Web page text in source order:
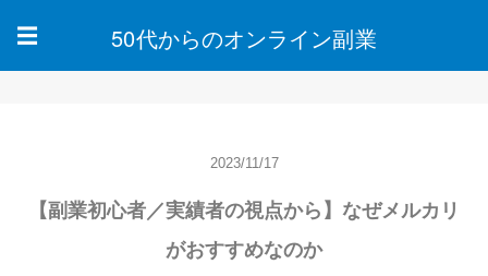
☰ 50代からのオンライン副業
2023/11/17
【副業初心者／実績者の視点から】なぜメルカリ
がおすすめなのか